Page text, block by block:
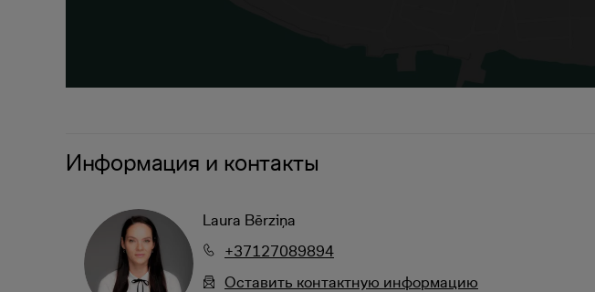
Информация и контакты
Laura Bērziņa
+37127089894
Oставить контактную информацию